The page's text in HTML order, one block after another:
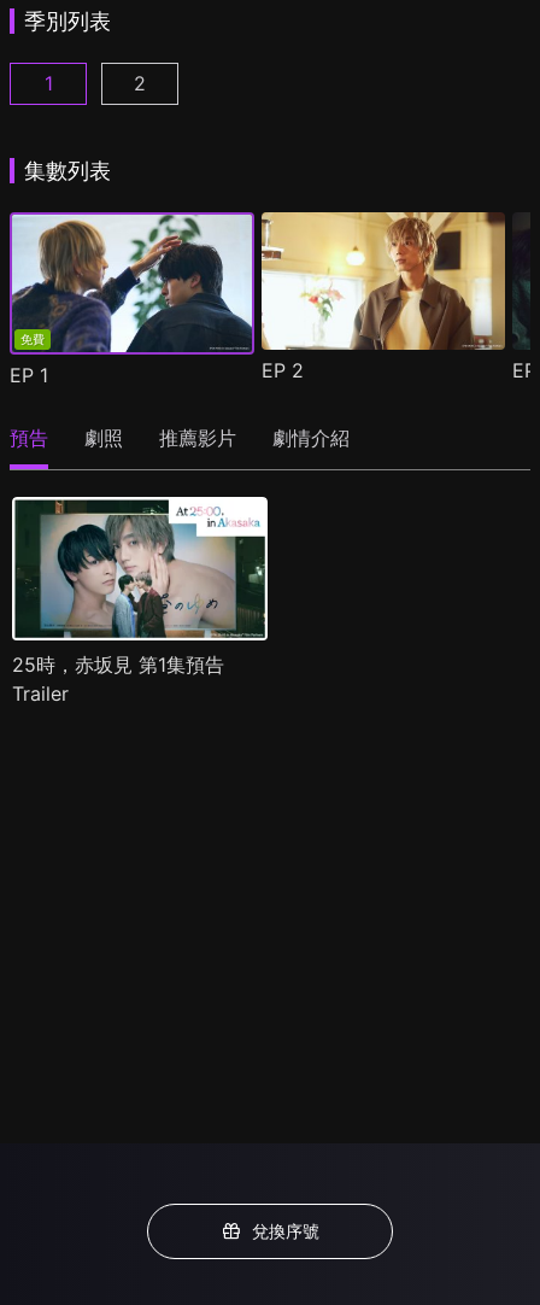
季別列表
25時，赤坂見 第1集
1 25時，赤坂見 第2季 第1集
2
集數列表
免費
EP 1 EP 2
預告 劇照 推薦影片 劇情介紹
25時，赤坂見 第1集預告
Trailer
兌換序號